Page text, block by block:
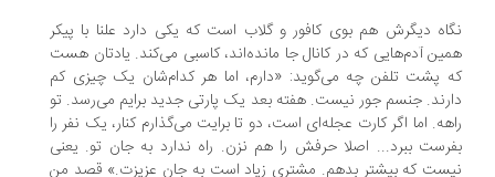
دیگرش هم بوی کافور و گلاب است که یکی دارد علنا با پیکر
آدم‌هایی که در کانال جا مانده‌اند، کاسبی می‌کند. یادتان هست
پشت تلفن چه می‌گوید: «دارم، اما هر کدام‌شان یک چیزی کم
جنسم جور نیست. هفته بعد یک پارتی جدید برایم می‌رسد. تو
اما اگر کارت عجله‌ای است، دو تا برایت می‌گذارم کنار، یک نفر را
ببرد... اصلا حرفش را هم نزن. راه ندارد به جان تو. یعنی
که بیشتر بدهم. مشتری زیاد است به جان عزیزت.» قصد من